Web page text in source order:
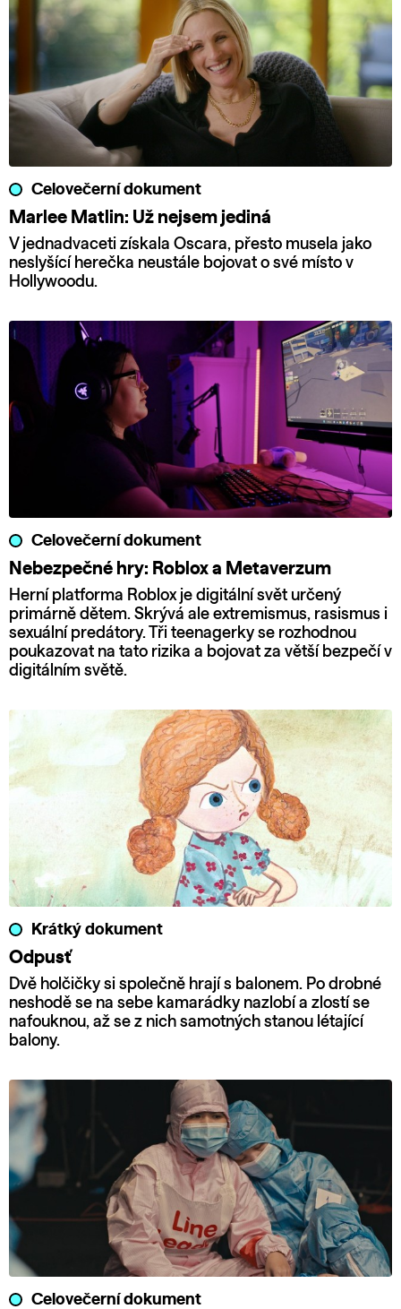
Celovečerní dokument
Marlee Matlin: Už nejsem jediná
V jednadvaceti získala Oscara, přesto musela jako
neslyšící herečka neustále bojovat o své místo v
Hollywoodu.
Celovečerní dokument
Nebezpečné hry: Roblox a Metaverzum
Herní platforma Roblox je digitální svět určený
primárně dětem. Skrývá ale extremismus, rasismus i
sexuální predátory. Tři teenagerky se rozhodnou
poukazovat na tato rizika a bojovat za větší bezpečí v
digitálním světě.
Krátký dokument
Odpusť
Dvě holčičky si společně hrají s balonem. Po drobné
neshodě se na sebe kamarádky nazlobí a zlostí se
nafouknou, až se z nich samotných stanou létající
balony.
Celovečerní dokument